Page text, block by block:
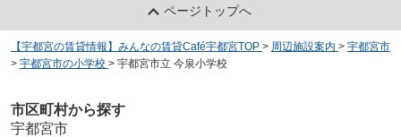
ページトップへ
【宇都宮の賃貸情報】みんなの賃貸Café宇都宮TOP > 周辺施設案内 > 宇都宮市
> 宇都宮市の小学校 > 宇都宮市立 今泉小学校
市区町村から探す
宇都宮市